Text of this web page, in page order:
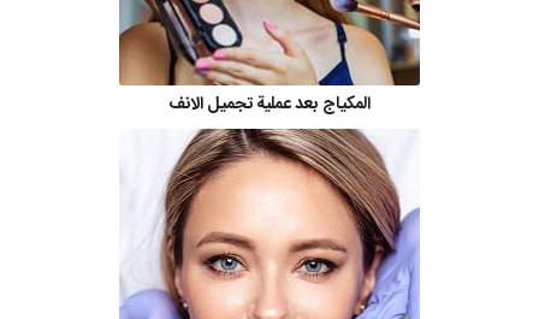
المكياج بعد عملية تجميل الانف